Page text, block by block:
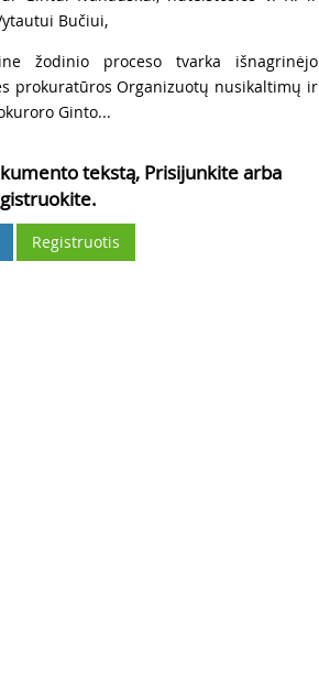
Bučiui,
žodinio proceso tvarka išnagrinėjo
prokuratūros Organizuotų nusikaltimų ir
Ginto...
tekstą, Prisijunkite arba
Registruotis